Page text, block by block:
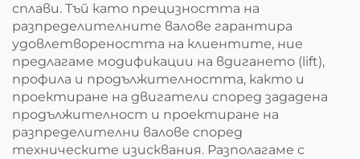
сплави. Тъй като прецизността на
разпределителните валове гарантира
удовлетвореността на клиентите, ние
предлагаме модификации на вдигането (lift),
профила и продължителността, както и
проектиране на двигатели според зададена
продължителност и проектиране на
разпределителни валове според
техническите изисквания. Разполагаме с